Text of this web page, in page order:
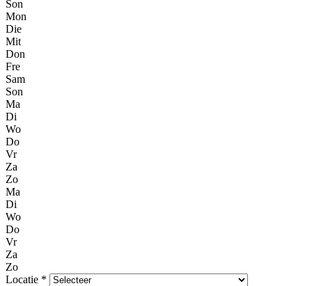
Son
Mon
Die
Mit
Don
Fre
Sam
Son
Ma
Di
Wo
Do
Vr
Za
Zo
Ma
Di
Wo
Do
Vr
Za
Zo
Locatie *